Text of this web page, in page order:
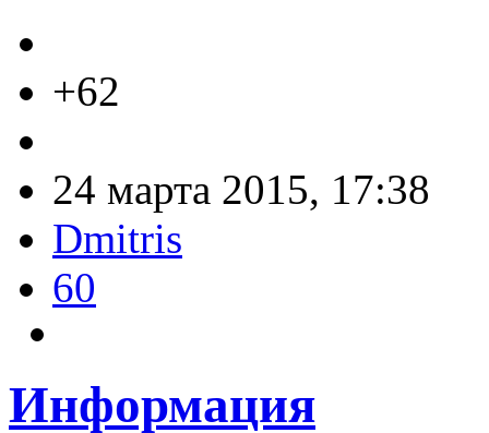
+62
24 марта 2015, 17:38
Dmitris
60
Информация